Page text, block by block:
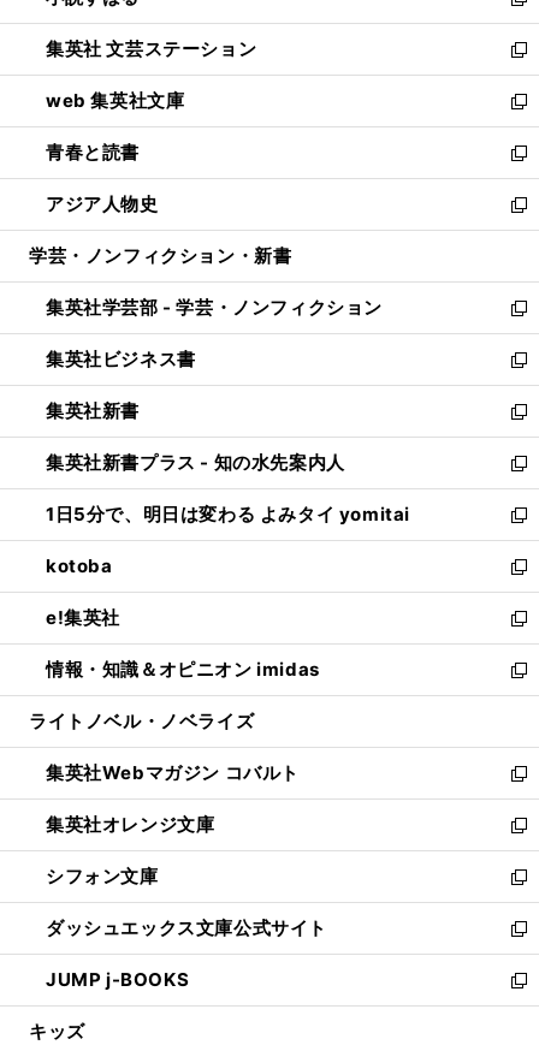
開
く
ウ
ィ
ン
ド
ウ
で
開
く
し
い
ウ
ィ
ン
ド
ウ
で
開
集英社 文芸ステーション
新
し
い
ウ
ィ
ン
ド
ウ
開
く
web 集英社文庫
新
し
い
ウ
ィ
ン
ウ
で
開
く
青春と読書
新
し
い
ウ
ン
ド
ウ
で
開
く
アジア人物史
新
し
ウ
ィ
ン
ド
ウ
で
開
く
学芸・ノンフィクション・新書
集英社学芸部 - 学芸・ノンフィクション
新
し
い
ウ
ィ
ン
ド
ウ
で
開
く
集英社ビジネス書
新
し
い
ウ
ィ
ン
ド
ウ
で
開
く
集英社新書
新
し
い
ウ
ィ
ン
ド
ウ
で
開
く
集英社新書プラス - 知の水先案内人
新
し
い
ウ
ィ
ン
ド
ウ
で
開
1日5分で、明日は変わる よみタイ yomitai
新
し
い
ウ
ィ
ン
ド
ウ
開
く
kotoba
新
し
い
ウ
ィ
ン
ウ
で
開
く
e!集英社
新
し
い
ウ
ン
ド
ウ
で
開
く
情報・知識＆オピニオン imidas
新
し
ウ
ィ
ン
ド
ウ
で
開
く
ライトノベル・ノベライズ
集英社Webマガジン コバルト
新
し
い
ウ
ィ
ン
ド
ウ
で
開
集英社オレンジ文庫
新
し
い
ウ
ィ
ン
ド
ウ
シフォン文庫
新
し
い
ウ
ィ
ン
ダッシュエックス文庫公式サイト
新
し
い
ウ
JUMP j-BOOKS
新
し
キッズ